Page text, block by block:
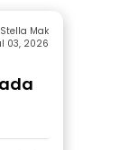
Mak
03, 2026